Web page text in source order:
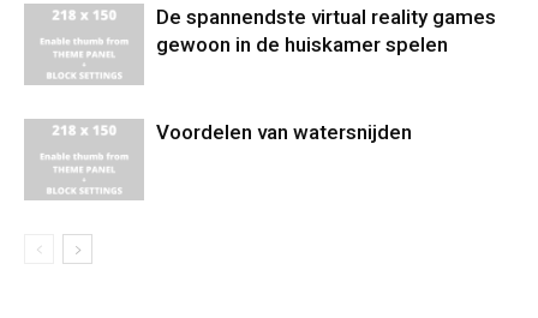
De spannendste virtual reality games
gewoon in de huiskamer spelen
Voordelen van watersnijden